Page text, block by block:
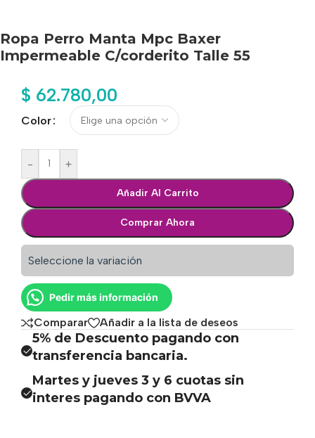
Ropa Perro Manta Mpc Baxer
Impermeable C/corderito Talle 55
$ 62.780,00
Color
- +
Añadir Al Carrito
Comprar Ahora
Seleccione la variación
Pedir más información
Comparar Añadir a la lista de deseos
5% de Descuento pagando con
transferencia bancaria.
Martes y jueves 3 y 6 cuotas sin
interes pagando con BVVA